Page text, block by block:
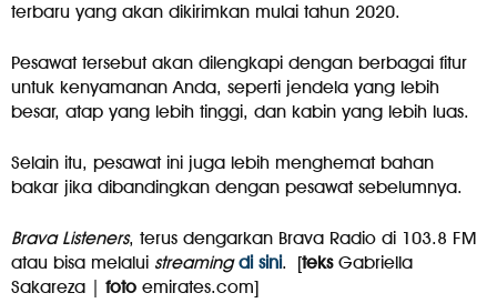
terbaru yang akan dikirimkan mulai tahun 2020.
Pesawat tersebut akan dilengkapi dengan berbagai fitur
untuk kenyamanan Anda, seperti jendela yang lebih
besar, atap yang lebih tinggi, dan kabin yang lebih luas.
Selain itu, pesawat ini juga lebih menghemat bahan
bakar jika dibandingkan dengan pesawat sebelumnya.
Brava Listeners, terus dengarkan Brava Radio di 103.8 FM
atau bisa melalui streaming di sini. [teksGabriella
Sakareza | foto emirates.com]